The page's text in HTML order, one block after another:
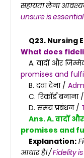
सहायता लेना
unsure is
Q23. Nursing
What does
A. वादों और
promises and
B. दवा देना /
C. रिकॉर्ड बनाना /
D. समय प्रबंधन /
Ans. A. वादों
promises and
Explanation:
आधार है। /Fidelity